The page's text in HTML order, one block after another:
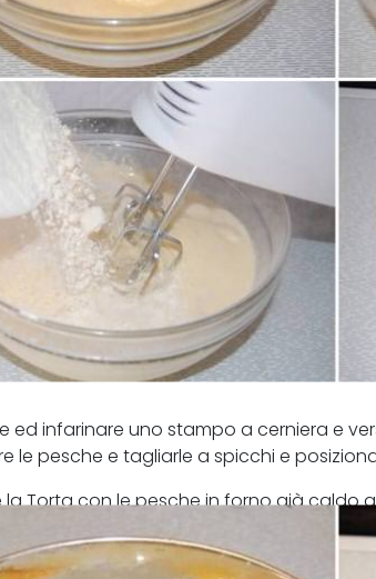
ed infarinare uno stampo a cerniera e
le pesche e tagliarle a spicchi e
la Torta con le pesche in forno già caldo a